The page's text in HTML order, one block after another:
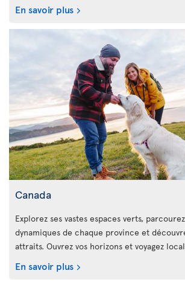
En savoir plus
Canada
Explorez ses vastes espaces verts,
dynamiques de chaque province et
attraits. Ouvrez vos horizons et voyagez
En savoir plus